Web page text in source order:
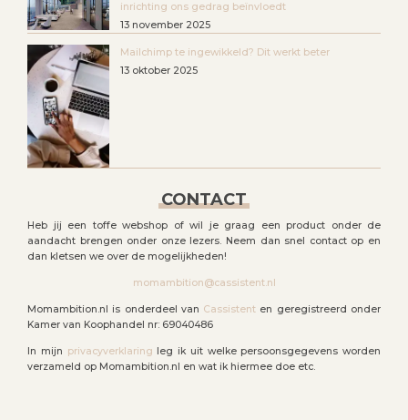
inrichting ons gedrag beïnvloedt
13 november 2025
Mailchimp te ingewikkeld? Dit werkt beter
13 oktober 2025
CONTACT
Heb jij een toffe webshop of wil je graag een product onder de
aandacht brengen onder onze lezers. Neem dan snel contact op en
dan kletsen we over de mogelijkheden!
momambition@cassistent.nl
Momambition.nl is onderdeel van Cassistent en geregistreerd onder
Kamer van Koophandel nr: 69040486
In mijn privacyverklaring leg ik uit welke persoonsgegevens worden
verzameld op Momambition.nl en wat ik hiermee doe etc.